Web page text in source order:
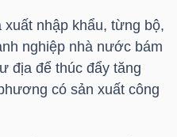
nhập khẩu, từng bộ,
nghiệp nhà nước bám
địa để thúc đẩy tăng
có sản xuất công